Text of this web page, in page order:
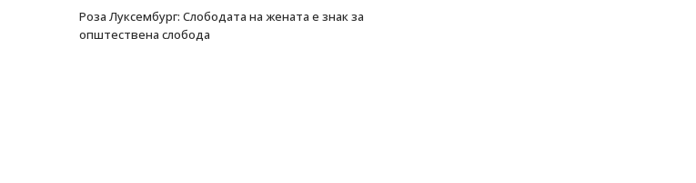
Роза Луксембург: Слободата на жената е знак за
општествена слобода